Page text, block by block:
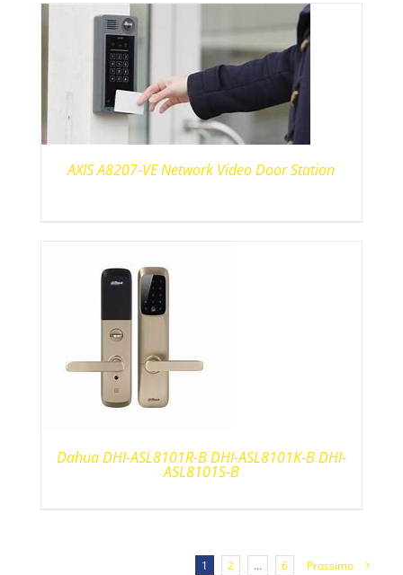
AXIS A8207-VE Network Video Door Station
Dahua DHI-ASL8101R-B DHI-ASL8101K-B DHI-
ASL8101S-B
1 2 … 6 Prossimo